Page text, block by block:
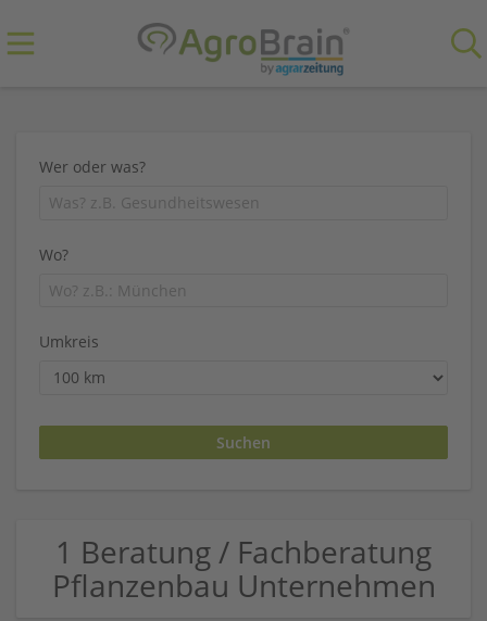
Wer oder was?
Wo?
Umkreis
1 Beratung / Fachberatung
Pflanzenbau Unternehmen